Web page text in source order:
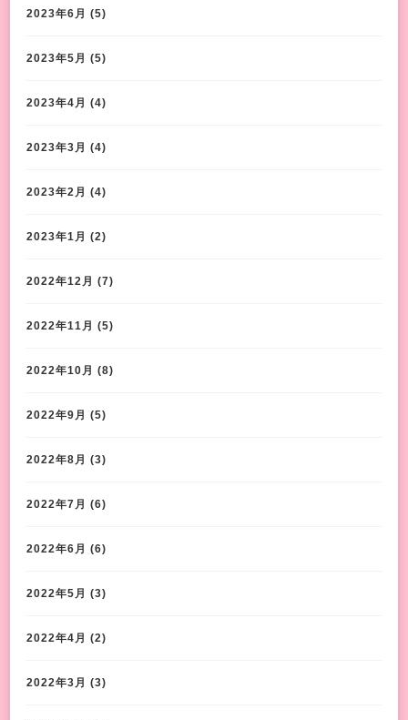
2023年6月 (5)
2023年5月 (5)
2023年4月 (4)
2023年3月 (4)
2023年2月 (4)
2023年1月 (2)
2022年12月 (7)
2022年11月 (5)
2022年10月 (8)
2022年9月 (5)
2022年8月 (3)
2022年7月 (6)
2022年6月 (6)
2022年5月 (3)
2022年4月 (2)
2022年3月 (3)